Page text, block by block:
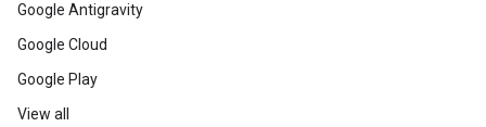
Google Antigravity
Google Cloud
Google Play
View all